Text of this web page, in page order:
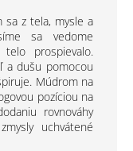
sa z tela, mysle a
sa vedome
prospievalo.
a dušu pomocou
Múdrom na
pozíciou na
rovnováhy
uchvátené